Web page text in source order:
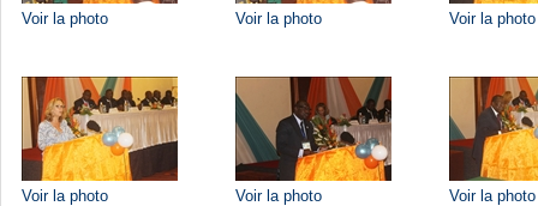
Voir la photo Voir la photo Voir la photo
Voir la photo Voir la photo Voir la photo